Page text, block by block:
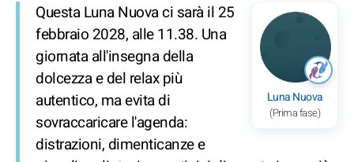
Luna Nuova
(Prima fase)
Questa Luna Nuova ci sarà il 25
febbraio 2028, alle 11.38. Una
giornata all'insegna della
dolcezza e del relax più
autentico, ma evita di
sovraccaricare l'agenda:
distrazioni, dimenticanze e